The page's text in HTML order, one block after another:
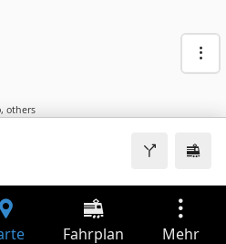
, others
Fahrplan Mehr